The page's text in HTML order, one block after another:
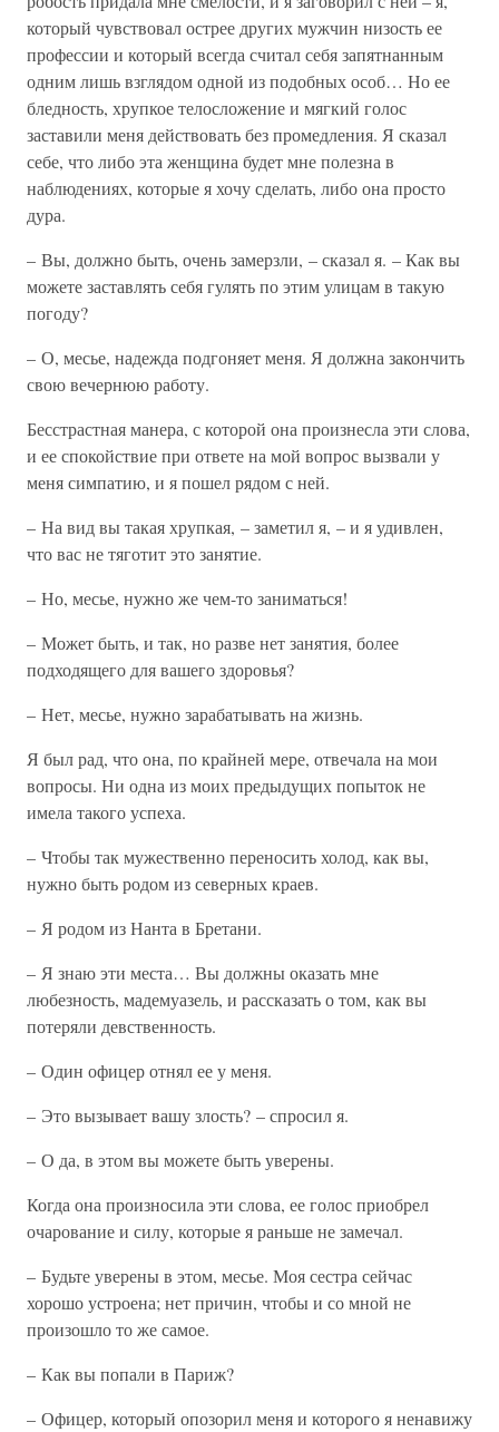
который чувствовал острее других мужчин низость ее
профессии и который всегда считал себя запятнанным
одним лишь взглядом одной из подобных особ… Но ее
бледность, хрупкое телосложение и мягкий голос
заставили меня действовать без промедления. Я сказал
себе, что либо эта женщина будет мне полезна в
наблюдениях, которые я хочу сделать, либо она просто
дура.
– Вы, должно быть, очень замерзли, – сказал я. – Как вы
можете заставлять себя гулять по этим улицам в такую
погоду?
– О, месье, надежда подгоняет меня. Я должна закончить
свою вечернюю работу.
Бесстрастная манера, с которой она произнесла эти слова,
и ее спокойствие при ответе на мой вопрос вызвали у
меня симпатию, и я пошел рядом с ней.
– На вид вы такая хрупкая, – заметил я, – и я удивлен,
что вас не тяготит это занятие.
– Но, месье, нужно же чем-то заниматься!
– Может быть, и так, но разве нет занятия, более
подходящего для вашего здоровья?
– Нет, месье, нужно зарабатывать на жизнь.
Я был рад, что она, по крайней мере, отвечала на мои
вопросы. Ни одна из моих предыдущих попыток не
имела такого успеха.
– Чтобы так мужественно переносить холод, как вы,
нужно быть родом из северных краев.
– Я родом из Нанта в Бретани.
– Я знаю эти места… Вы должны оказать мне
любезность, мадемуазель, и рассказать о том, как вы
потеряли девственность.
– Один офицер отнял ее у меня.
– Это вызывает вашу злость? – спросил я.
– О да, в этом вы можете быть уверены.
Когда она произносила эти слова, ее голос приобрел
очарование и силу, которые я раньше не замечал.
– Будьте уверены в этом, месье. Моя сестра сейчас
хорошо устроена; нет причин, чтобы и со мной не
произошло то же самое.
– Как вы попали в Париж?
– Офицер, который опозорил меня и которого я ненавижу